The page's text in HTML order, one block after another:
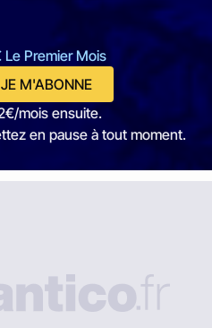
Le Premier Mois
JE M'ABONNE
mois ensuite.
en pause à tout moment.